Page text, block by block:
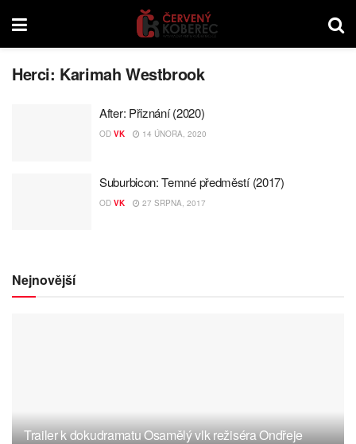
Herci: Karimah Westbrook
After: Přiznání (2020)
OD VK 14 ÚNORA, 2020
Suburbicon: Temné předměstí (2017)
OD VK 27 SRPNA, 2017
Nejnovější
Trailer k dokudramatu Osamělý vlk režiséra Ondřeje